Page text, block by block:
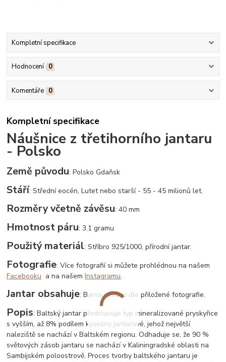
Kompletní specifikace
Hodnocení 0
Komentáře 0
Kompletní specifikace
Náušnice z třetihorního jantaru
- Polsko
Země původu: Polsko Gdaňsk
Stáří: Střední eocén, Lutet nebo starší - 55 - 45 milionů let.
Rozměry včetně závěsu: 40 mm
Hmotnost páru: 3.1 gramu
Použitý materiál: Stříbro 925/1000, přírodní jantar.
Fotografie: Více fotografií si můžete prohlédnou na našem
Facebooku a na našemInstagramu.
Jantar obsahuje: Barva jantaru dle přiložené fotografie.
Popis: Baltský jantar představuje typ mineralizované pryskyřice
s vyšším, až 8% podílem kyseliny jantarové, jehož největší
naleziště se nachází v Baltském regionu. Odhaduje se, že 90 %
světových zásob jantaru se nachází v Kaliningradské oblasti na
Sambijském poloostrově. Proces tvorby baltského jantaru je